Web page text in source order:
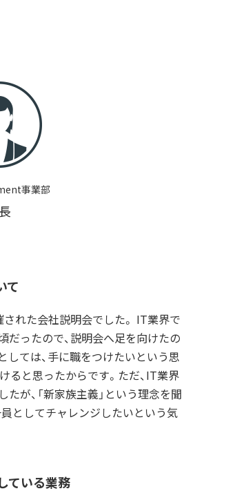
事業部
て
れた会社説明会でした。 IT業界で
ったので、説明会へ足を向けたの
ては、手に職をつけたいという思
ると思ったからです。ただ、IT業界
が、「新家族主義」という理念を聞
としてチャレンジしたいという気
ている業務